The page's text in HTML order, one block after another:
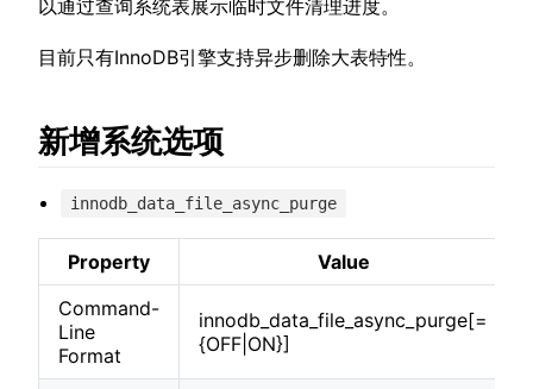
以通过查询系统表展示临时文件清理进度。
目前只有InnoDB引擎支持异步删除大表特性。
新增系统选项
innodb_data_file_async_purge
Property
Value
Command-
Line
Format
innodb_data_file_async_purge[=
{OFF|ON}]